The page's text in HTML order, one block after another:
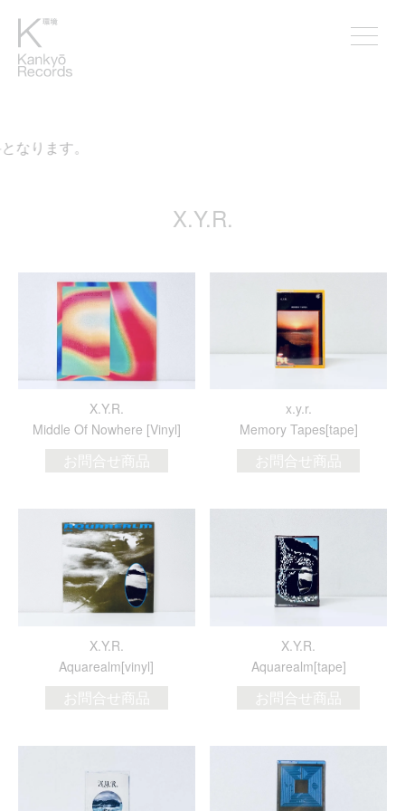
ります。
X.Y.R.
X.Y.R.
Middle Of Nowhere [Vinyl]
お問合せ商品
x.y.r.
Memory Tapes[tape]
お問合せ商品
X.Y.R.
Aquarealm[vinyl]
お問合せ商品
X.Y.R.
Aquarealm[tape]
お問合せ商品